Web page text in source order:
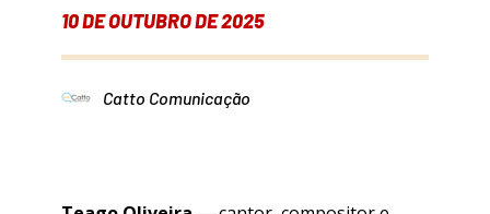
10 DE OUTUBRO DE 2025
Catto Comunicação